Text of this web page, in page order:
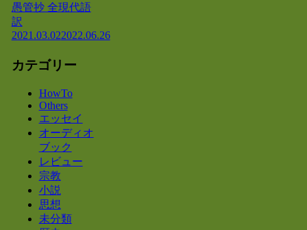
愚管抄 全現代語
訳
2021.03.022022.06.26
カテゴリー
HowTo
Others
エッセイ
オーディオ
ブック
レビュー
宗教
小説
思想
未分類